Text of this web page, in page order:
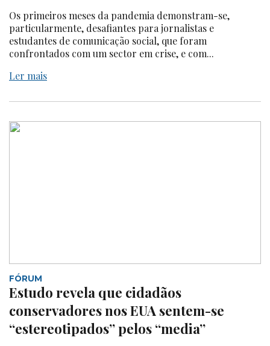
Os primeiros meses da pandemia demonstram-se,
particularmente, desafiantes para jornalistas e
estudantes de comunicação social, que foram
confrontados com um sector em crise, e com...
Ler mais
FÓRUM
Estudo revela que cidadãos
conservadores nos EUA sentem-se
“estereotipados” pelos “media”